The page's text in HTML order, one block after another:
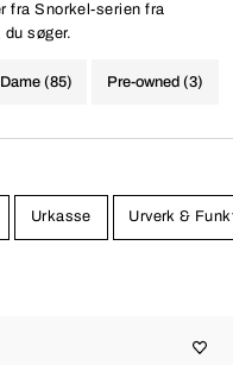
fra Snorkel-serien fra
søger.
Dame (85) Pre-owned (3)
Urkasse Urverk &